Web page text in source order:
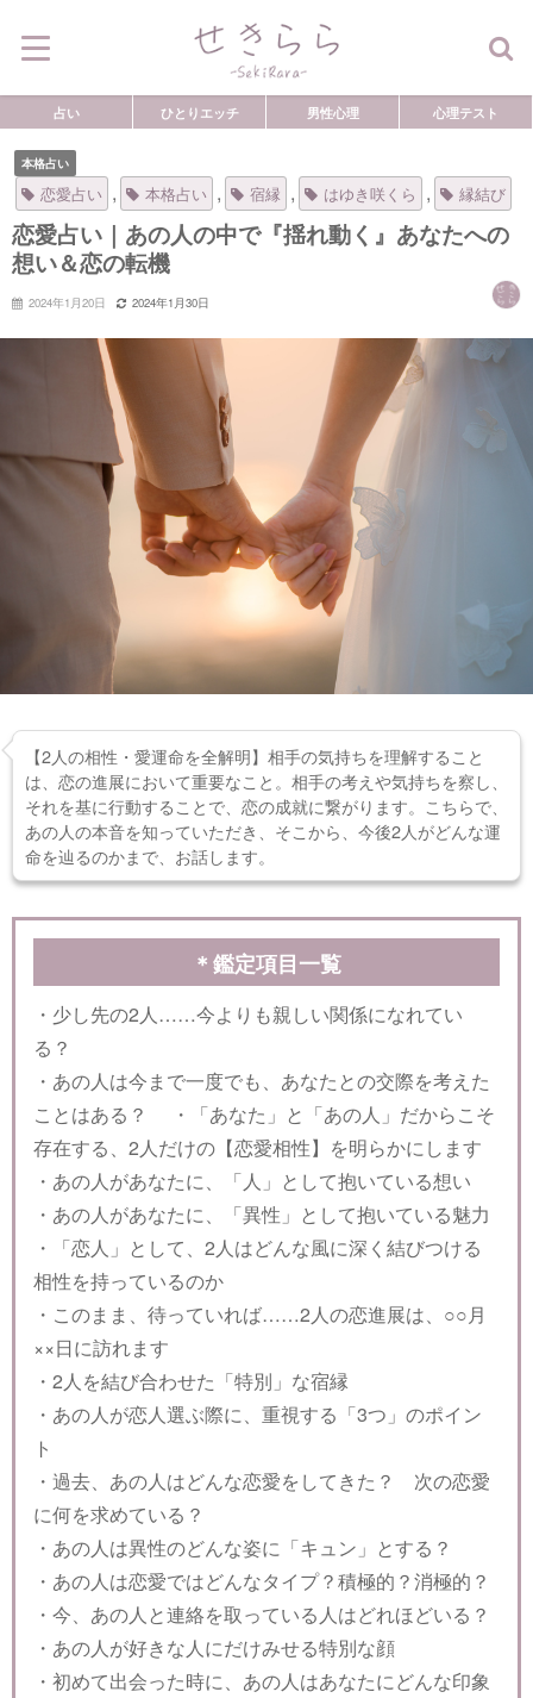
占い ひとりエッチ 男性心理 心理テスト
本格占い
恋愛占い , 本格占い , 宿縁 , はゆき咲くら , 縁結び
恋愛占い｜あの人の中で『揺れ動く』あなたへの
想い＆恋の転機
2024年1月20日 2024年1月30日
【2人の相性・愛運命を全解明】相手の気持ちを理解すること
は、恋の進展において重要なこと。相手の考えや気持ちを察し、
それを基に行動することで、恋の成就に繋がります。こちらで、
あの人の本音を知っていただき、そこから、今後2人がどんな運
命を辿るのかまで、お話します。
＊鑑定項目一覧
・少し先の2人……今よりも親しい関係になれてい
る？
・あの人は今まで一度でも、あなたとの交際を考えた
ことはある？ ・「あなた」と「あの人」だからこそ
存在する、2人だけの【恋愛相性】を明らかにします
・あの人があなたに、「人」として抱いている想い
・あの人があなたに、「異性」として抱いている魅力
・「恋人」として、2人はどんな風に深く結びつける
相性を持っているのか
・このまま、待っていれば……2人の恋進展は、○○月
××日に訪れます
・2人を結び合わせた「特別」な宿縁
・あの人が恋人選ぶ際に、重視する「3つ」のポイン
ト
・過去、あの人はどんな恋愛をしてきた？ 次の恋愛
に何を求めている？
・あの人は異性のどんな姿に「キュン」とする？
・あの人は恋愛ではどんなタイプ？積極的？消極的？
・今、あの人と連絡を取っている人はどれほどいる？
・あの人が好きな人にだけみせる特別な顔
・初めて出会った時に、あの人はあなたにどんな印象